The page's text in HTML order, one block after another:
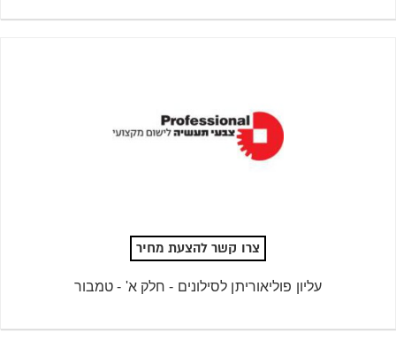
צרו קשר להצעת מחיר
עליון פוליאוריתן לסילונים - חלק א' - טמבור